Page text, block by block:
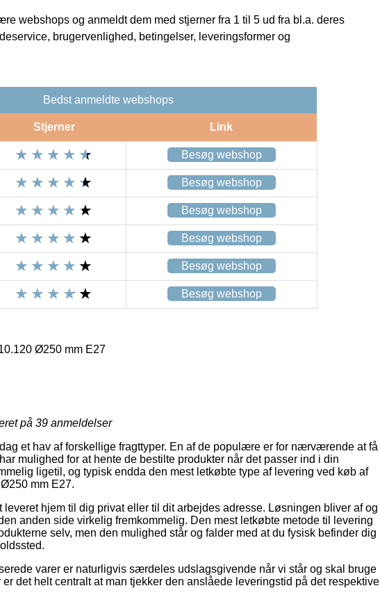
webshops og anmeldt dem med stjerner fra 1 til 5 ud fra bl.a. deres
brugervenlighed, betingelser, leveringsformer og
Bedst anmeldte webshops
Stjerner Link
Besøg webshop
Besøg webshop
Besøg webshop
Besøg webshop
Besøg webshop
Besøg webshop
Ø250 mm E27
på 39 anmeldelser
et hav af forskellige fragttyper. En af de populære er for nærværende at få
mulighed for at hente de bestilte produkter når det passer ind i din
ligetil, og typisk endda den mest letkøbte type af levering ved køb af
mm E27.
hjem til dig privat eller til dit arbejdes adresse. Løsningen bliver af og
anden side virkelig fremkommelig. Den mest letkøbte metode til levering
selv, men den mulighed står og falder med at du fysisk befinder dig
varer er naturligvis særdeles udslagsgivende når vi står og skal bruge
det helt centralt at man tjekker den anslåede leveringstid på det respektive